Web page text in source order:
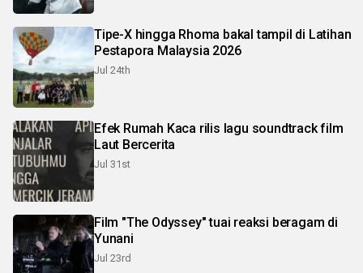
Tipe-X hingga Rhoma bakal tampil di Latihan
Pestapora Malaysia 2026
Jul 24th
Efek Rumah Kaca rilis lagu soundtrack film
Laut Bercerita
Jul 31st
Film "The Odyssey" tuai reaksi beragam di
Yunani
Jul 23rd